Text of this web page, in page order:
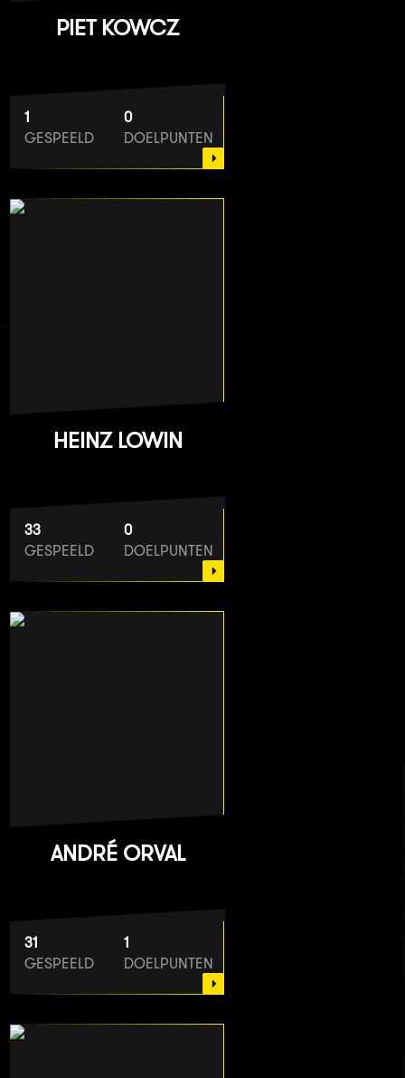
PIET KOWCZ
1
GESPEELD
0
DOELPUNTEN
HEINZ LOWIN
33
GESPEELD
0
DOELPUNTEN
ANDRÉ ORVAL
31
GESPEELD
1
DOELPUNTEN